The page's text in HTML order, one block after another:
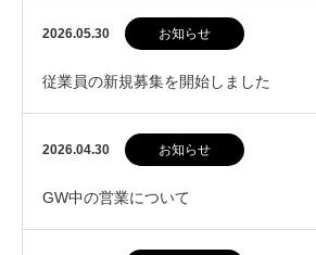
イズ販売開始
2026.05.30 お知らせ
従業員の新規募集を開始しました
2026.04.30 お知らせ
GW中の営業について